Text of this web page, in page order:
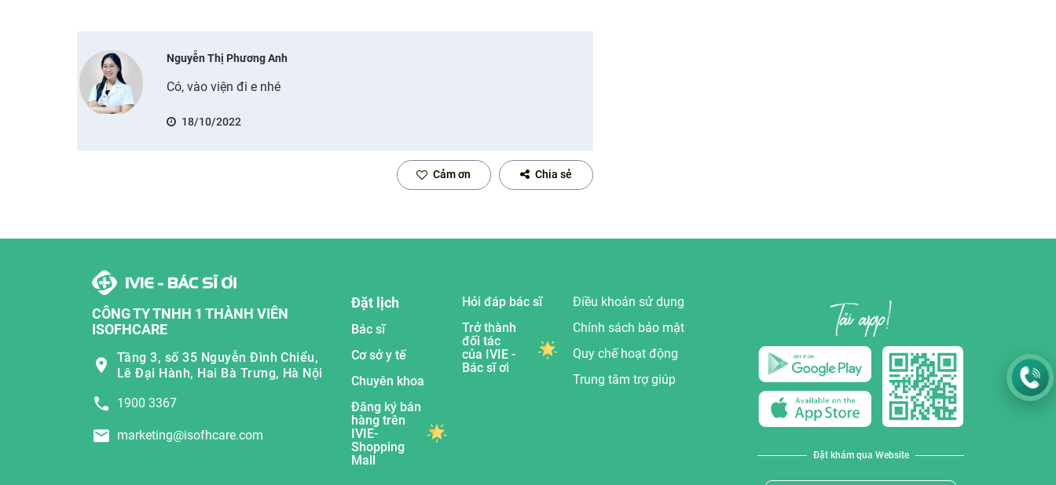
Nguyễn Thị Phương Anh
Có, vào viện đi e nhé
18/10/2022
Cảm ơn Chia sẻ
CÔNG TY TNHH 1 THÀNH VIÊN
ISOFHCARE
Tầng 3, số 35 Nguyễn Đình Chiểu,
Lê Đại Hành, Hai Bà Trưng, Hà Nội
1900 3367
marketing@isofhcare.com
Đặt lịch
Bác sĩ
Cơ sở y tế
Chuyên khoa
Đăng ký bán
hàng trên
IVIE-
Shopping
Mall
Hỏi đáp bác sĩ
Trở thành
đối tác
của IVIE -
Bác sĩ ơi
Điều khoản sử dụng
Chính sách bảo mật
Quy chế hoạt động
Trung tâm trợ giúp
Đặt khám qua Website